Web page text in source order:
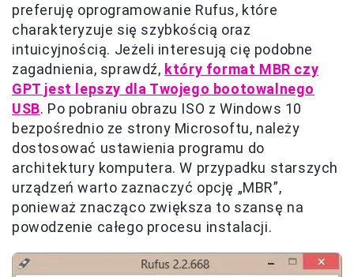
preferuję oprogramowanie Rufus, które
charakteryzuje się szybkością oraz
intuicyjnością. Jeżeli interesują cię podobne
zagadnienia, sprawdź, który format MBR czy
GPT jest lepszy dla Twojego bootowalnego
USB. Po pobraniu obrazu ISO z Windows 10
bezpośrednio ze strony Microsoftu, należy
dostosować ustawienia programu do
architektury komputera. W przypadku starszych
urządzeń warto zaznaczyć opcję „MBR”,
ponieważ znacząco zwiększa to szansę na
powodzenie całego procesu instalacji.